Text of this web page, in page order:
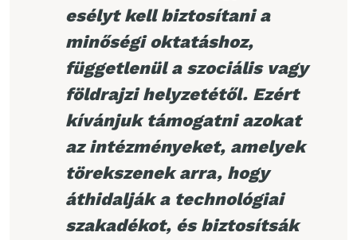
esélyt kell biztosítani a
minőségi oktatáshoz,
függetlenül a szociális vagy
földrajzi helyzetétől. Ezért
kívánjuk támogatni azokat
az intézményeket, amelyek
törekszenek arra, hogy
áthidalják a technológiai
szakadékot, és biztosítsák